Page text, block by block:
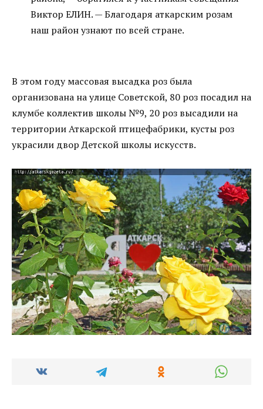
Виктор ЕЛИН. — Благодаря аткарским розам
наш район узнают по всей стране.
В этом году массовая высадка роз была
организована на улице Советской, 80 роз посадил на
клумбе коллектив школы №9, 20 роз высадили на
территории Аткарской птицефабрики, кусты роз
украсили двор Детской школы искусств.